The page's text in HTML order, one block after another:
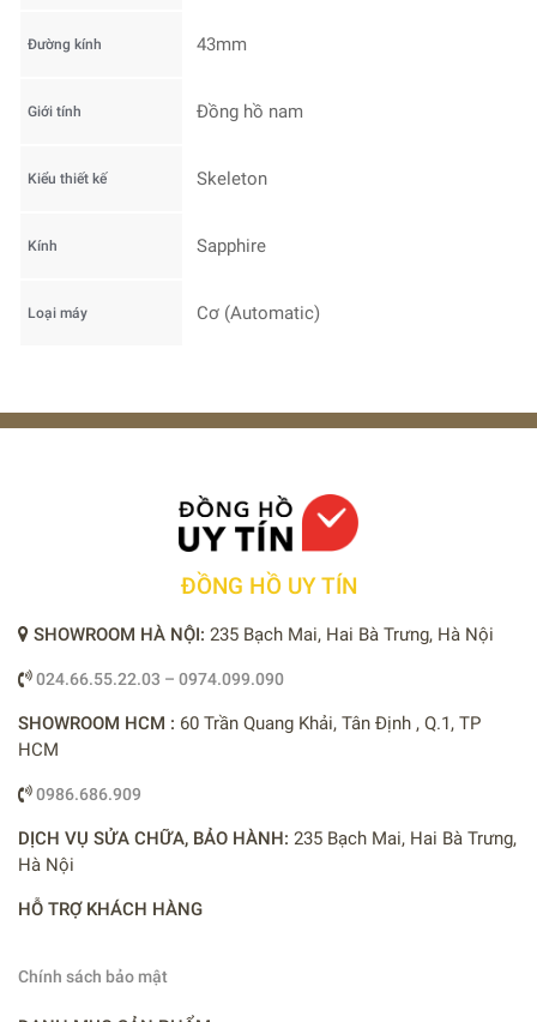
Đường kính 43mm
Giới tính Đồng hồ nam
Kiểu thiết kế Skeleton
Kính Sapphire
Loại máy Cơ (Automatic)
ĐỒNG HỒ UY TÍN
SHOWROOM HÀ NỘI: 235 Bạch Mai, Hai Bà Trưng, Hà Nội
024.66.55.22.03 – 0974.099.090
SHOWROOM HCM : 60 Trần Quang Khải, Tân Định , Q.1, TP
HCM
0986.686.909
DỊCH VỤ SỬA CHỮA, BẢO HÀNH: 235 Bạch Mai, Hai Bà Trưng,
Hà Nội
HỖ TRỢ KHÁCH HÀNG
Chính sách bảo mật